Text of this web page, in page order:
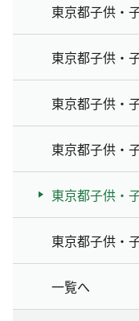
東京都子供・
東京都子供・
東京都子供・
東京都子供・
東京都子供・
東京都子供・
一覧へ